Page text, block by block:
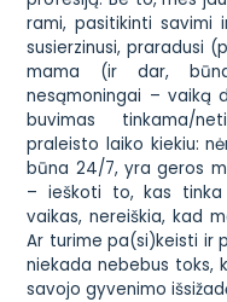
rami, pasitikinti
susierzinusi, praradusi
mama (ir dar,
nesąmoningai – vaiką
buvimas tinkama/
praleisto laiko kiekiu:
būna 24/7, yra geros
– ieškoti to, kas
vaikas, nereiškia, kad
Ar turime pa(si)keisti ir
niekada nebebus toks,
savojo gyvenimo